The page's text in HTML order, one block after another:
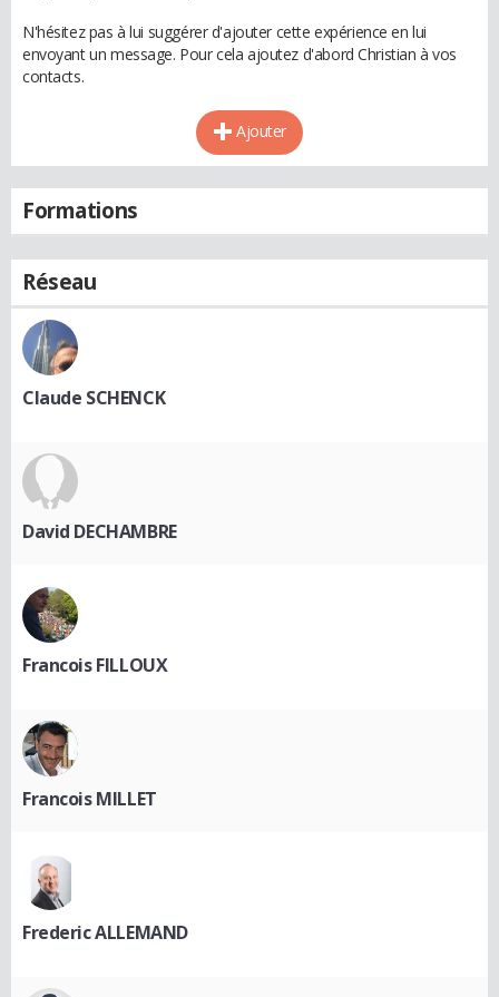
N'hésitez pas à lui suggérer d'ajouter cette expérience en lui
envoyant un message. Pour cela ajoutez d'abord Christian à vos
contacts.
Ajouter
Formations
Réseau
Claude SCHENCK
David DECHAMBRE
Francois FILLOUX
Francois MILLET
Frederic ALLEMAND